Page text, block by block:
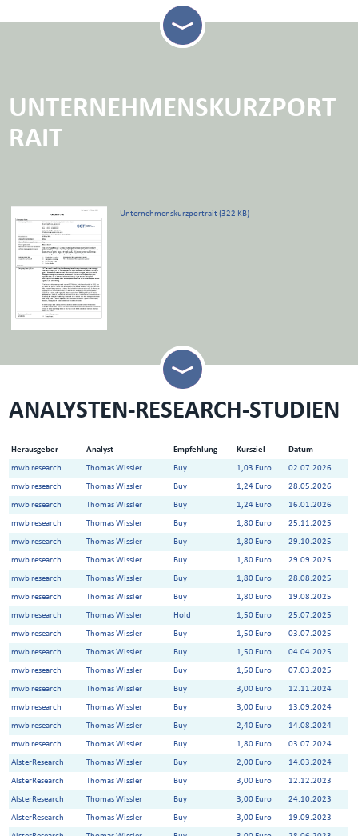
UNTERNEHMENSKURZPORT
RAIT
Unternehmenskurzportrait (322 KB)
ANALYSTEN-RESEARCH-STUDIEN
Herausgeber Analyst Empfehlung Kursziel Datum
mwb research Thomas Wissler Buy 1,03 Euro 02.07.2026
mwb research Thomas Wissler Buy 1,24 Euro 28.05.2026
mwb research Thomas Wissler Buy 1,24 Euro 16.01.2026
mwb research Thomas Wissler Buy 1,80 Euro 25.11.2025
mwb research Thomas Wissler Buy 1,80 Euro 29.10.2025
mwb research Thomas Wissler Buy 1,80 Euro 29.09.2025
mwb research Thomas Wissler Buy 1,80 Euro 28.08.2025
mwb research Thomas Wissler Buy 1,80 Euro 19.08.2025
mwb research Thomas Wissler Hold 1,50 Euro 25.07.2025
mwb research Thomas Wissler Buy 1,50 Euro 03.07.2025
mwb research Thomas Wissler Buy 1,50 Euro 04.04.2025
mwb research Thomas Wissler Buy 1,50 Euro 07.03.2025
mwb research Thomas Wissler Buy 3,00 Euro 12.11.2024
mwb research Thomas Wissler Buy 3,00 Euro 13.09.2024
mwb research Thomas Wissler Buy 2,40 Euro 14.08.2024
mwb research Thomas Wissler Buy 1,80 Euro 03.07.2024
AlsterResearch Thomas Wissler Buy 2,00 Euro 14.03.2024
AlsterResearch Thomas Wissler Buy 3,00 Euro 12.12.2023
AlsterResearch Thomas Wissler Buy 3,00 Euro 24.10.2023
AlsterResearch Thomas Wissler Buy 3,00 Euro 19.09.2023